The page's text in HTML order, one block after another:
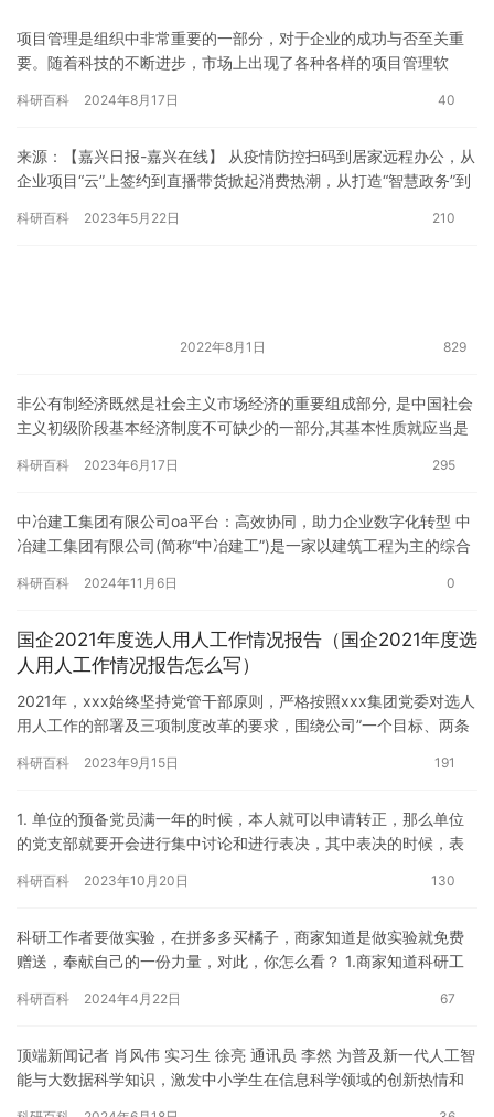
项目管理是组织中非常重要的一部分，对于企业的成功与否至关重
要。随着科技的不断进步，市场上出现了各种各样的项目管理软
件可以支…
科研百科 2024年8月17日 40
来源：【嘉兴日报-嘉兴在线】 从疫情防控扫码到居家远程办公，从
企业项目“云”上签约到直播带货掀起消费热潮，从打造“智慧政务”到
科研百科 2023年5月22日 210
2022年8月1日 829
非公有制经济既然是社会主义市场经济的重要组成部分, 是中国社会
主义初级阶段基本经济制度不可缺少的一部分,其基本性质就应当是
科研百科 2023年6月17日 295
中冶建工集团有限公司oa平台：高效协同，助力企业数字化转型 中
冶建工集团有限公司(简称“中冶建工”)是一家以建筑工程为主的综合
科研百科 2024年11月6日 0
国企2021年度选人用人工作情况报告（国企2021年度选
人用人工作情况报告怎么写）
2021年，xxx始终坚持党管干部原则，严格按照xxx集团党委对选人
用人工作的部署及三项制度改革的要求，围绕公司”一个目标、两条
科研百科 2023年9月15日 191
1. 单位的预备党员满一年的时候，本人就可以申请转正，那么单位
的党支部就要开会进行集中讨论和进行表决，其中表决的时候，表
般…
科研百科 2023年10月20日 130
科研工作者要做实验，在拼多多买橘子，商家知道是做实验就免费
赠送，奉献自己的一份力量，对此，你怎么看？ 1.商家知道科研工
情…
科研百科 2024年4月22日 67
顶端新闻记者 肖风伟 实习生 徐亮 通讯员 李然 为普及新一代人工智
能与大数据科学知识，激发中小学生在信息科学领域的创新热情和